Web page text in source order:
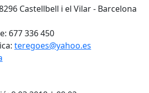
Castellbell i el Vilar - Barcelona
677 336 450
teregoes@yahoo.es